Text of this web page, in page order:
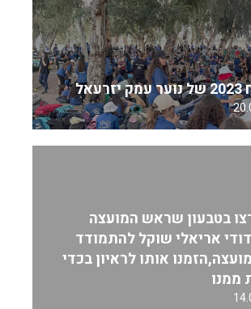
בטבעון שראש המועצה
אריאלי שוקל להתמודד
אותו לראיון בכדי
ממנו